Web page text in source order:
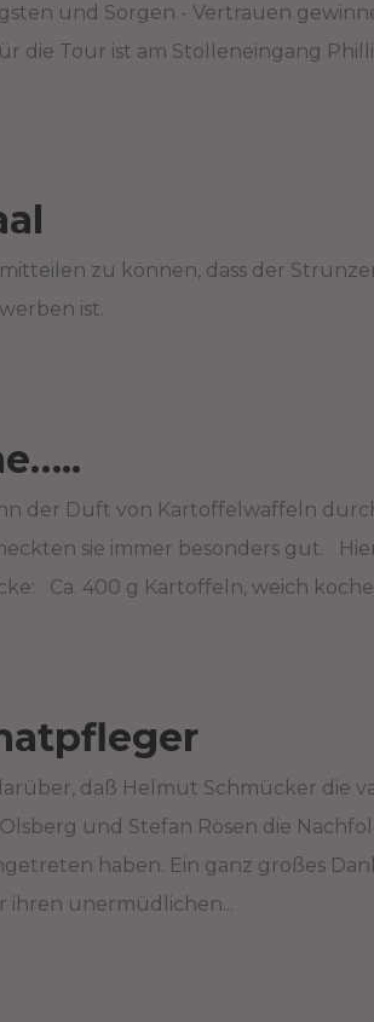
und Sorgen - Vertrauen
die Tour ist am Stolleneingang
zu können, dass der
ist.
der Duft von Kartoffelwaffeln
sie immer besonders gut.
Ca. 400 g Kartoffeln, weich
daß Helmut Schmücker die
und Stefan Rösen die
haben. Ein ganz großes
ihren unermüdlichen...